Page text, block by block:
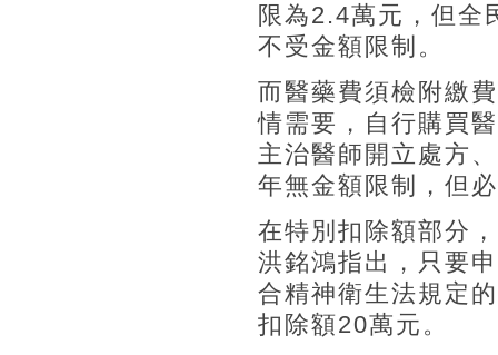
限為2.4萬元，但全
不受金額限制。
而醫藥費須檢附繳
情需要，自行購買
主治醫師開立處方
年無金額限制，但
在特別扣除額部分
洪銘鴻指出，只要
合精神衛生法規定
扣除額20萬元。